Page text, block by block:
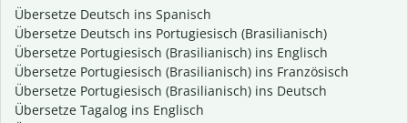
Übersetze Deutsch ins Spanisch
Übersetze Deutsch ins Portugiesisch (Brasilianisch)
Übersetze Portugiesisch (Brasilianisch) ins Englisch
Übersetze Portugiesisch (Brasilianisch) ins Französisch
Übersetze Portugiesisch (Brasilianisch) ins Deutsch
Übersetze Tagalog ins Englisch